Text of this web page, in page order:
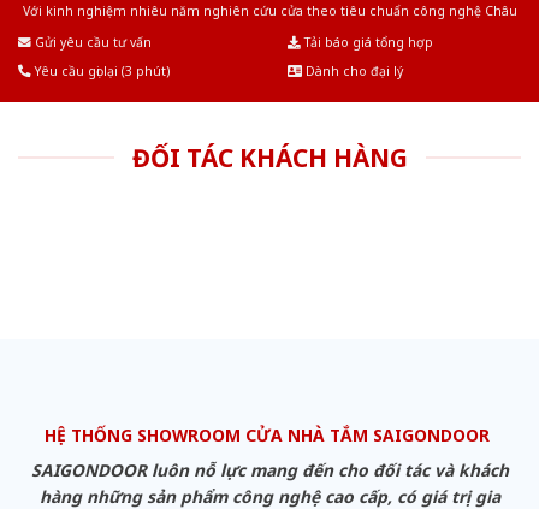
Với kinh nghiệm nhiêu năm nghiên cứu cửa theo tiêu chuẩn công nghệ Châu
Gửi yêu cầu tư vấn
Tải báo giá tổng hợp
Yêu cầu gọi lại (3 phút)
Dành cho đại lý
ĐỐI TÁC KHÁCH HÀNG
HỆ THỐNG SHOWROOM CỬA NHÀ TẮM SAIGONDOOR
SAIGONDOOR luôn nỗ lực mang đến cho đối tác và khách
hàng những sản phẩm công nghệ cao cấp, có giá trị gia